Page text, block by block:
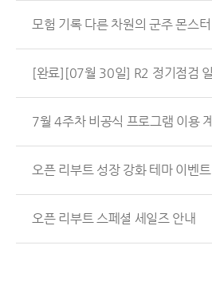
모험 기록 다른 차원의 군주 몬스
[완료][07월 30일] R2 정기점검
7월 4주차 비공식 프로그램 이용
오픈 리부트 성장 강화 테마 이벤
오픈 리부트 스페셜 세일즈 안내